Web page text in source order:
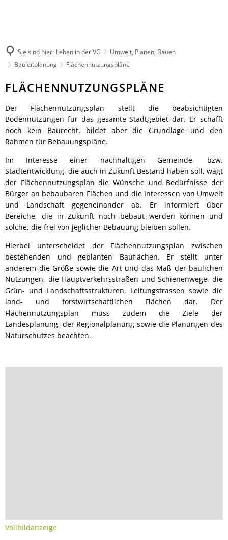
Unsere Verbandsgemeinde
Unsere Ortsgemeinden
Natur-Erlebnisbad
Verbandsgemeindewerke
Heiraten
Bildung
Sprechtage der Deutschen
Feuerwehren
Umwelt, Planen, Bauen
Mobilität (ÖPNV)
Links mit Bezug zur jüdischen
Aktuelles
Was erledige ich wo?
Finanzen & Satzungen
Notfallvorsorge
Stellenanzeigen & Praktika
Öffentliche Bekanntmachungen
Termine für das Bürgerbüro
Organigramm
Fundbüro
Sehenswürdigkeiten
Veranstaltungen
Übernachten
Gastronomie
Regionale Produkte
Sie sind hier: Leben in der VG
Umwelt, Planen, Bauen
Bauleitplanung
Flächennutzungspläne
Flächennutzungspläne
FLÄCHENNUTZUNGSPLÄNE
Der Flächennutzungsplan stellt die beabsichtigten
Bodennutzungen für das gesamte Stadtgebiet dar. Er schafft
noch kein Baurecht, bildet aber die Grundlage und den
Rahmen für Bebauungspläne.
Im Interesse einer nachhaltigen Gemeinde- bzw.
Stadtentwicklung, die auch in Zukunft Bestand haben soll, wägt
der Flächennutzungsplan die Wünsche und Bedürfnisse der
Bürger an bebaubaren Flächen und die Interessen von Umwelt
und Landschaft gegeneinander ab. Er informiert über
Bereiche, die in Zukunft noch bebaut werden können und
solche, die frei von jeglicher Bebauung bleiben sollen.
Hierbei unterscheidet der Flächennutzungsplan zwischen
bestehenden und geplanten Bauflächen. Er stellt unter
anderem die Größe sowie die Art und das Maß der baulichen
Nutzungen, die Hauptverkehrsstraßen und Schienenwege, die
Grün- und Landschaftsstrukturen, Leitungstrassen sowie die
land- und forstwirtschaftlichen Flächen dar. Der
Flächennutzungsplan muss zudem die Ziele der
Landesplanung, der Regionalplanung sowie die Planungen des
Naturschutzes beachten.
Vollbildanzeige